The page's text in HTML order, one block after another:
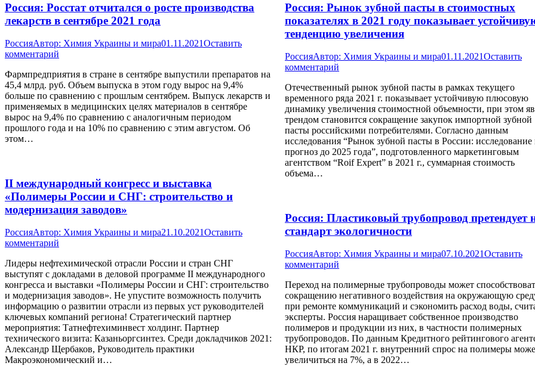
Россия: Росстат отчитался о росте производства
лекарств в сентябре 2021 года
РоссияАвтор: Химия Украины и мира01.11.2021Оставить
комментарий
Фармпредприятия в стране в сентябре выпустили препаратов на
45,4 млрд. руб. Объем выпуска в этом году вырос на 9,4%
больше по сравнению с прошлым сентябрем. Выпуск лекарств и
применяемых в медицинских целях материалов в сентябре
вырос на 9,4% по сравнению с аналогичным периодом
прошлого года и на 10% по сравнению с этим августом. Об
этом…
Россия: Рынок зубной пасты в стоимостных
показателях в 2021 году показывает
тенденцию увеличения
РоссияАвтор: Химия Украины и мира01.11.2021Оставить
комментарий
Отечественный рынок зубной пасты в рамках текущего
временного ряда 2021 г. показывает устойчивую плюсовую
динамику увеличения стоимостной объемности, при этом
трендом становится сокращение закупок импортной зубной
пасты российскими потребителями. Согласно данным
исследования “Рынок зубной пасты в России: исследование
прогноз до 2025 года”, подготовленного маркетинговым
агентством “Roif Expert” в 2021 г., суммарная стоимость
объема…
II международный конгресс и выставка
«Полимеры России и СНГ: строительство и
модернизация заводов»
РоссияАвтор: Химия Украины и мира21.10.2021Оставить
комментарий
Лидеры нефтехимической отрасли России и стран СНГ
выступят с докладами в деловой программе II международного
конгресса и выставки «Полимеры России и СНГ: строительство
и модернизация заводов». Не упустите возможность получить
информацию о развитии отрасли из первых уст руководителей
ключевых компаний региона! Стратегический партнер
мероприятия: Татнефтехиминвест холдинг. Партнер
технического визита: Казаньоргсинтез. Среди докладчиков 2021:
Александр Щербаков, Руководитель практики
Макроэкономический и…
Россия: Пластиковый трубопровод претендует
стандарт экологичности
РоссияАвтор: Химия Украины и мира07.10.2021Оставить
комментарий
Переход на полимерные трубопроводы может
сокращению негативного воздействия на окружающую
при ремонте коммуникаций и сэкономить расход воды,
эксперты. Россия наращивает собственное производство
полимеров и продукции из них, в частности полимерных
трубопроводов. По данным Кредитного рейтингового
НКР, по итогам 2021 г. внутренний спрос на полимеры
увеличиться на 7%, а в 2022…